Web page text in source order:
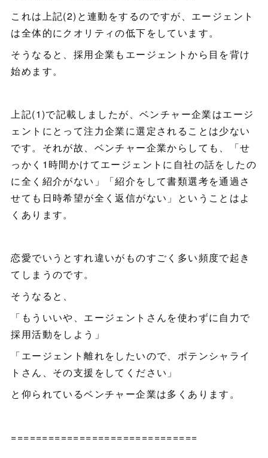
これは上記(2)と連動をするのですが、エージェント
は全体的にクオリティの低下をしています。
そうなると、採用企業もエージェントから目を背け
始めます。
上記(1)で記載しましたが、ベンチャー企業はエージ
ェントにとって注力企業に選定されることは少ない
です。それが故、ベンチャー企業からしても、「せ
っかく1時間かけてエージェントに自社の話をしたの
に全く紹介がない」「紹介をして書類選考を通過さ
せても日時希望が全く返信がない」ということはよ
くあります。
恋愛でいうとすれ違いがものすごく多い頻度で起き
てしまうのです。
そうなると、
「もういいや、エージェントさんを使わずに自力で
採用活動をしよう」
「エージェント離れをしたいので、ポテンシャライ
トさん、その支援をしてください」
と仰られているベンチャー企業は多くあります。
==============================